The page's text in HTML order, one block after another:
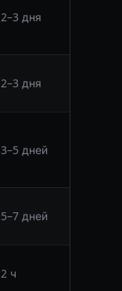
2–3 дня
2–3 дня
3–5 дней
5–7 дней
2 ч